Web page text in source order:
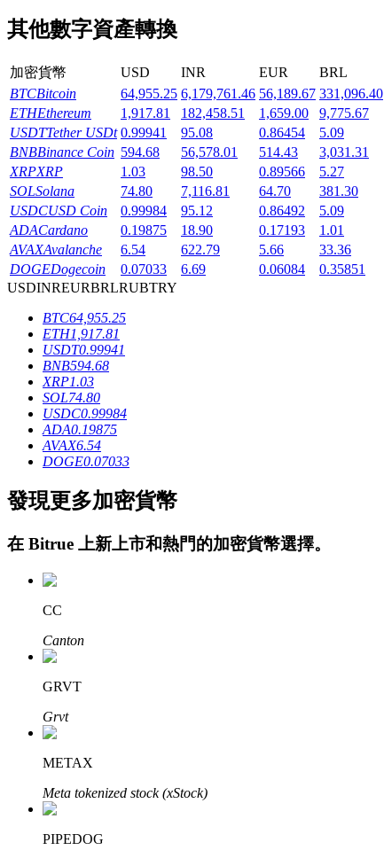
機槍池
一鍵質押鎖定高收益
Launchpool
活期質押獲得熱門資產
借貸寶
借貸數字貨幣，及時且安全的服務
其他數字資產轉換
加密貨幣 USD INR EUR BRL
BTCBitcoin 64,955.25 6,179,761.46 56,189.67 331,096.40
ETHEthereum 1,917.81 182,458.51 1,659.00 9,775.67
USDTTether USDt 0.99941 95.08 0.86454 5.09
BNBBinance Coin 594.68 56,578.01 514.43 3,031.31
XRPXRP 1.03 98.50 0.89566 5.27
SOLSolana 74.80 7,116.81 64.70 381.30
USDCUSD Coin 0.99984 95.12 0.86492 5.09
ADACardano 0.19875 18.90 0.17193 1.01
AVAXAvalanche 6.54 622.79 5.66 33.36
DOGEDogecoin 0.07033 6.69 0.06084 0.35851
USDINREURBRLRUBTRY
BTC64,955.25
ETH1,917.81
USDT0.99941
BNB594.68
XRP1.03
SOL74.80
USDC0.99984
ADA0.19875
AVAX6.54
DOGE0.07033
發現更多加密貨幣
在 Bitrue 上新上市和熱門的加密貨幣選擇。
CC
Canton
GRVT
Grvt
METAX
Meta tokenized stock (xStock)
PIPEDOG